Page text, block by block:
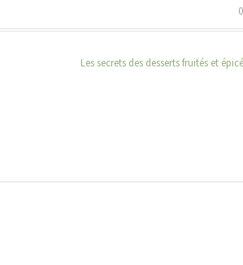
0
Les secrets des desserts fruités et